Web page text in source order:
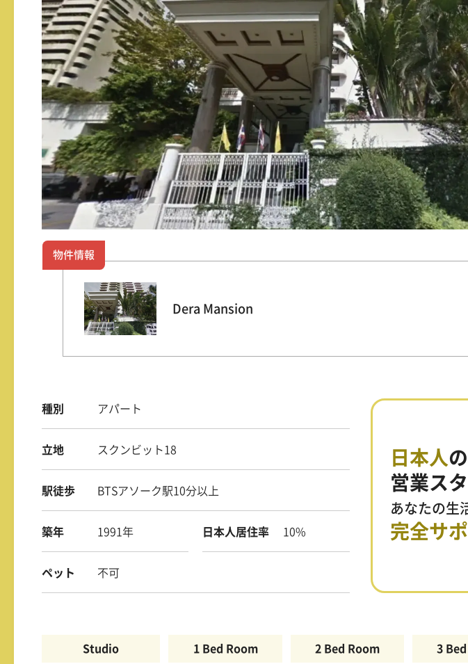
物件情報
Dera Mansion
種別 アパート
立地 スクンビット18
駅徒歩 BTSアソーク駅10分以上
築年 1991年 日本人居住率 10%
ペット 不可
日本人 の
営業ス
あなたの生
完全サ
Studio 1 Bed Room 2 Bed Room 3